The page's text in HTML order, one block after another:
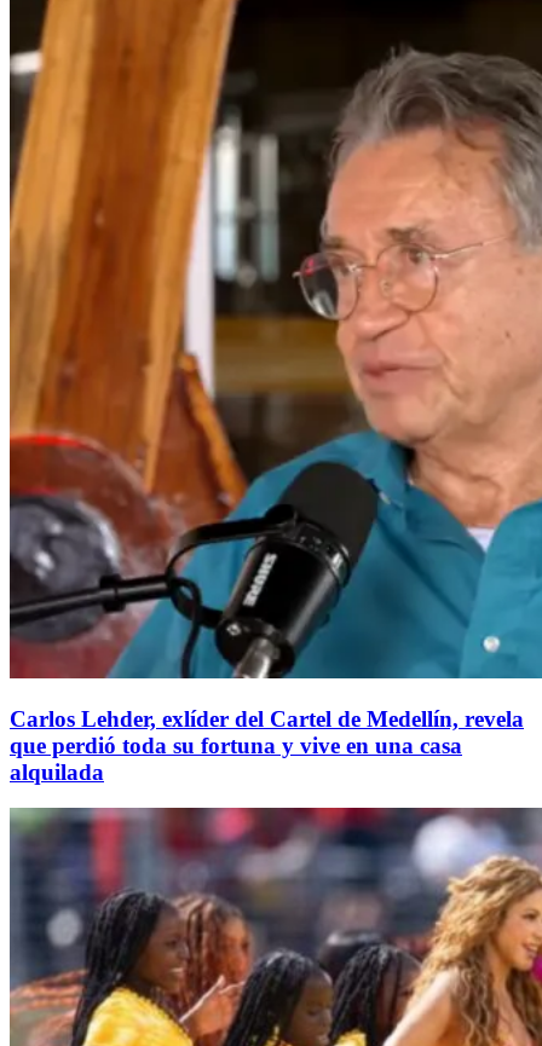
Carlos Lehder, exlíder del Cartel de Medellín, revela
que perdió toda su fortuna y vive en una casa
alquilada